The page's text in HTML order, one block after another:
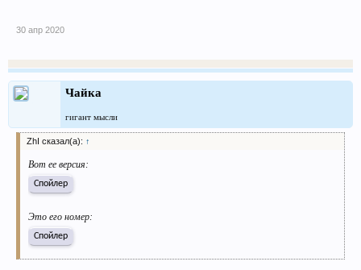
30 апр 2020
Чайка
гигант мысли
ZhI сказал(а): ↑
Вот ее версия:
Спойлер
Это его номер:
Спойлер